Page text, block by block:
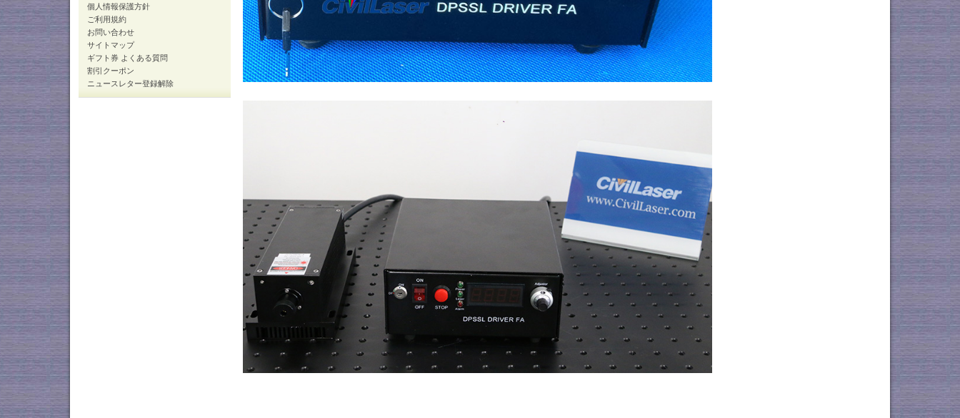
個人情報保護方針
ご利用規約
お問い合わせ
サイトマップ
ギフト券 よくある質問
割引クーポン
ニュースレター登録解除